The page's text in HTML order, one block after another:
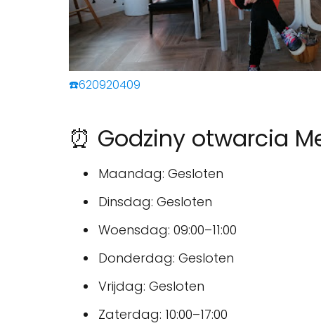
☎️620920409
⏰ Godziny otwarcia
Maandag: Gesloten
Dinsdag: Gesloten
Woensdag: 09:00–11:00
Donderdag: Gesloten
Vrijdag: Gesloten
Zaterdag: 10:00–17:00